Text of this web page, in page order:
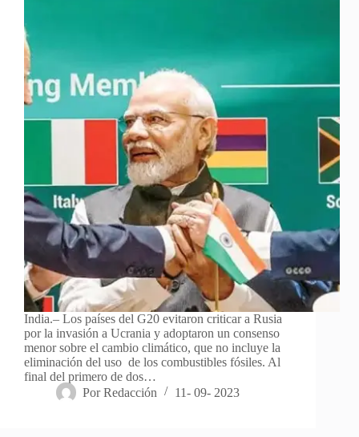
India.– Los países del G20 evitaron criticar a Rusia
por la invasión a Ucrania y adoptaron un consenso
menor sobre el cambio climático, que no incluye la
eliminación del uso de los combustibles fósiles. Al
final del primero de dos…
Por Redacción 11- 09- 2023